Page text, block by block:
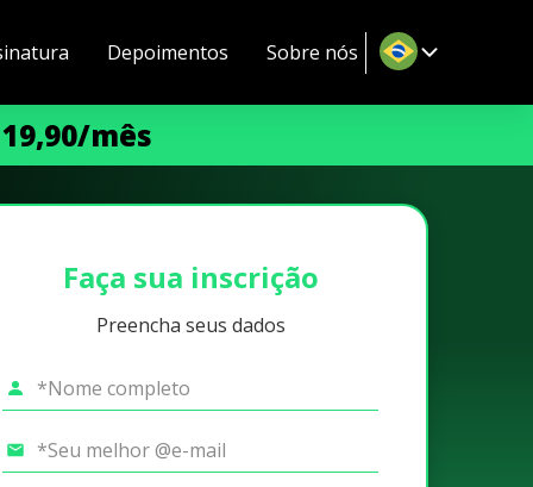
Depoimentos Sobre nós
mês
Faça sua inscrição
Preencha seus dados